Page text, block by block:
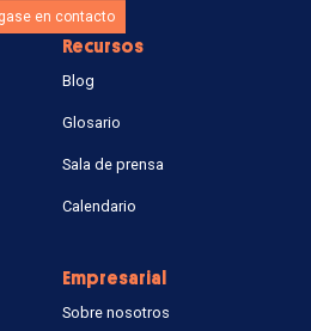
en contacto
Recursos
Blog
Glosario
Sala de prensa
Calendario
Empresarial
Sobre nosotros